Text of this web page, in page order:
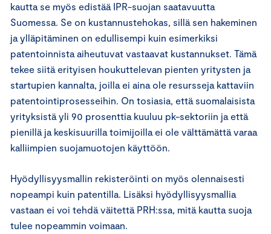
kautta se myös edistää IPR-suojan saatavuutta
Suomessa. Se on kustannustehokas, sillä sen hakeminen
ja ylläpitäminen on edullisempi kuin esimerkiksi
patentoinnista aiheutuvat vastaavat kustannukset. Tämä
tekee siitä erityisen houkuttelevan pienten yritysten ja
startupien kannalta, joilla ei aina ole resursseja kattaviin
patentointiprosesseihin. On tosiasia, että suomalaisista
yrityksistä yli 90 prosenttia kuuluu pk-sektoriin ja että
pienillä ja keskisuurilla toimijoilla ei ole välttämättä varaa
kalliimpien suojamuotojen käyttöön.
Hyödyllisyysmallin rekisteröinti on myös olennaisesti
nopeampi kuin patentilla. Lisäksi hyödyllisyysmallia
vastaan ei voi tehdä väitettä PRH:ssa, mitä kautta suoja
tulee nopeammin voimaan.